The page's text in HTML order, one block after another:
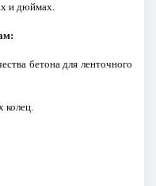
и дюймах.
бетона для ленточного
колец.